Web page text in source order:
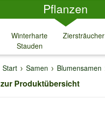
Pflanzen
Winterharte
Stauden
↓
Ziersträucher
↓
Start
Samen Blumensamen
zur Produktübersicht